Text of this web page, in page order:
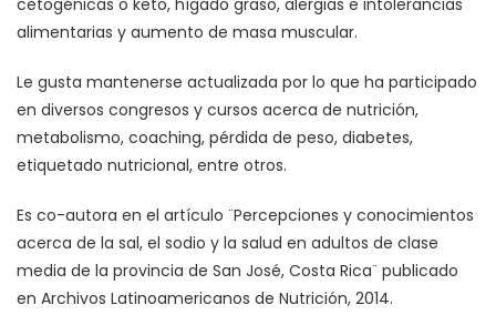
cetogénicas o keto, hígado graso, alergias e intolerancias
alimentarias y aumento de masa muscular.
Le gusta mantenerse actualizada por lo que ha participado
en diversos congresos y cursos acerca de nutrición,
metabolismo, coaching, pérdida de peso, diabetes,
etiquetado nutricional, entre otros.
Es co-autora en el artículo ¨Percepciones y conocimientos
acerca de la sal, el sodio y la salud en adultos de clase
media de la provincia de San José, Costa Rica¨ publicado
en Archivos Latinoamericanos de Nutrición, 2014.